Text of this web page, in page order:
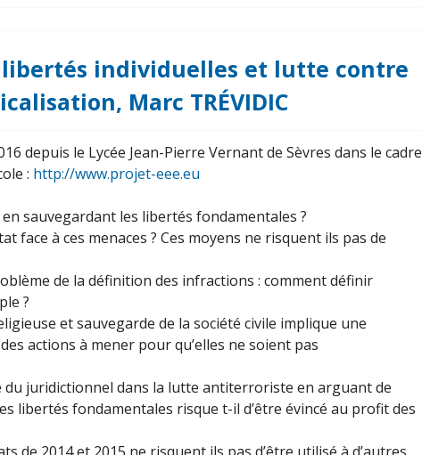
individuelles et lutte contre
Marc TRÉVIDIC
depuis le Lycée Jean-Pierre Vernant de Sèvres dans le cadre
: http://www.projet-eee.eu
sauvegardant les libertés fondamentales ?
face à ces menaces ? Ces moyens ne risquent ils pas de
de la définition des infractions : comment définir
?
et sauvegarde de la société civile implique une
actions à mener pour qu’elles ne soient pas
du juridictionnel dans la lutte antiterroriste en arguant de
libertés fondamentales risque t-il d’être évincé au profit des